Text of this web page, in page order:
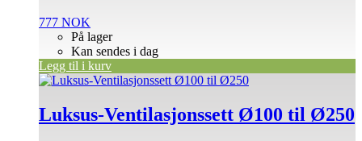
777 NOK
På lager
Kan sendes i dag
Legg til i kurv
Luksus-Ventilasjonssett Ø100 til Ø250
Dette
har
flere